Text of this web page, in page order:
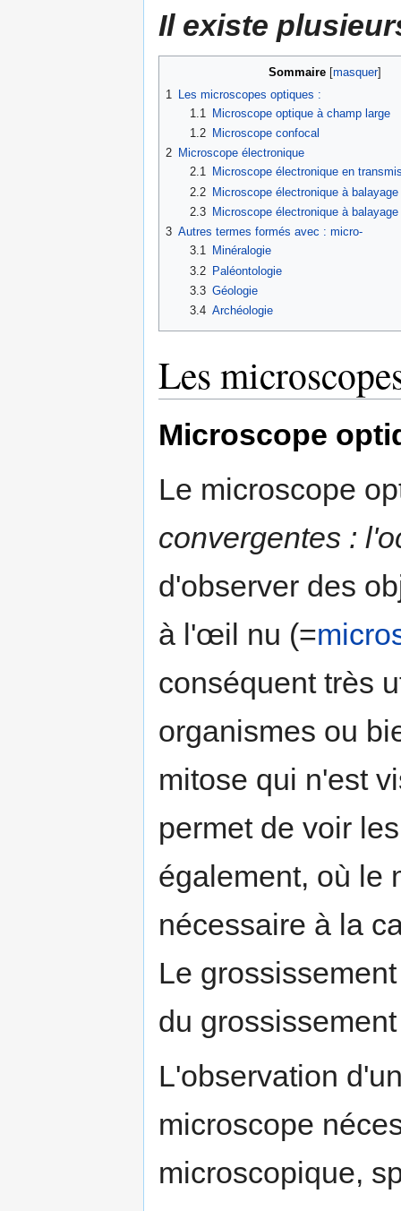
Il existe
Sommaire [masquer]
1
Les microscopes optiques :
1.1
Microscope optique à champ large
1.2
Microscope confocal
2 Microscope électronique
2.1
Microscope électronique en
2.2 Microscope électronique à
2.3
Microscope électronique à
3 Autres termes formés avec : micro-
3.1
Minéralogie
3.2 Paléontologie
3.3 Géologie
3.4 Archéologie
Les
Microscope
Le microscope
convergentes :
d'observer des
à l'œil nu (=
conséquent très
organismes ou
mitose qui n'est
permet de voir
également, où le
nécessaire à la
Le
du
L'observation
microscope
microscopique,